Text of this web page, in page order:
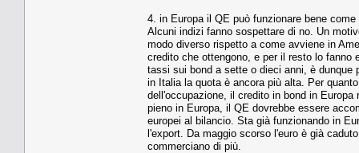
4. in Europa il QE può funzionare bene
Alcuni indizi fanno sospettare di no. Un
modo diverso rispetto a come avviene in
credito che ottengono, e per il resto lo fanno
tassi sui bond a sette o dieci anni, è dunque
in Italia la quota è ancora più alta. Per
dell'occupazione, il credito in bond in
pieno in Europa, il QE dovrebbe essere
europei al bilancio. Sta già funzionando in
l'export. Da maggio scorso l'euro è già
commerciano di più.